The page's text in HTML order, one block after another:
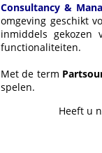
Consultancy &
omgeving geschikt
inmiddels gekozen
functionaliteiten.
Met de term
spelen.
Heeft u